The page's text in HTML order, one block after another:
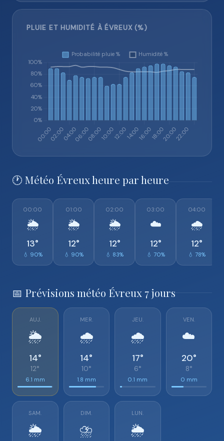
PLUIE ET HUMIDITÉ À ÉVREUX (%)
🕐 Météo Évreux heure par heure
00:00
🌦️
13°
💧 90%
01:00
🌦️
12°
💧 90%
02:00
🌦️
12°
💧 83%
03:00
☁️
12°
💧 70%
04:00
🌧️
12°
💧 78%
📅 Prévisions météo Évreux 7 jours
AUJ.
🌦️
14°
12°
6.1 mm
MER.
🌧️
14°
10°
1.8 mm
JEU.
🌧️
17°
6°
0.1 mm
VEN.
☁️
20°
8°
0 mm
SAM.
🌦️
DIM.
⛈️
LUN.
🌦️